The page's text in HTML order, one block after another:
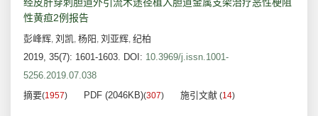
经皮肝穿刺胆道外引流术途径植入胆道金属支架治疗恶性梗阻
性黄疸2例报告
彭峰辉, 刘凯, 杨阳 , 刘亚辉, 纪柏
2019, 35(7): 1601-1603. DOI: 10.3969/j.issn.1001-
5256.2019.07.038
摘要(1957) PDF (2046KB)(307) 施引文献 (14)